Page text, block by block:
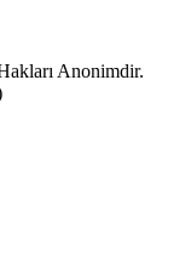
Anonimdir.